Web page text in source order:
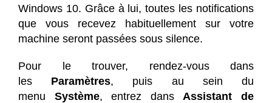
Windows 10. Grâce à lui, toutes les notifications
que vous recevez habituellement sur votre
machine seront passées sous silence.
Pour le trouver, rendez-vous dans
les Paramètres, puis au sein du
menu Système, entrez dansAssistant de